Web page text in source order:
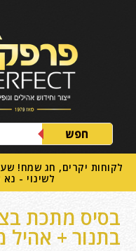
חפש
לקוחות יקרים, חג שמח!
לשינוי -
בסיס מתכת
בתנור + אהיל